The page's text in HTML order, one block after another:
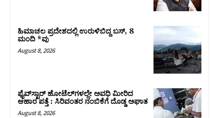
ಹಿಮಾಚಲ ಪ್ರದೇಶದಲ್ಲಿ ಉರುಳಿಬಿದ್ದ ಬಸ್‌, 8
ಮಂದಿ *ವು
August 8, 2026
ಫೈವ್‌ಸ್ಟಾರ್ ಹೋಟೆಲ್‌ಗಳಲ್ಲೇ ಅವಧಿ ಮೀರಿದ
ಆಹಾರ ಪತ್ತೆ : ಸಿರಿವಂತರ ನಂಬಿಕೆಗೆ ದೊಡ್ಡ ಅಘಾತ
August 8, 2026